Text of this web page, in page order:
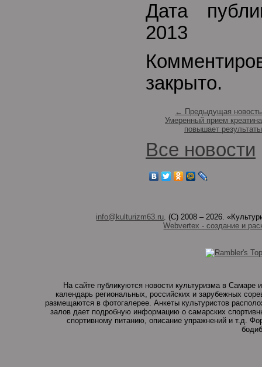
Дата
2013
закрыто.
← Предыдущая новость
Умеренный прием креатина
повышает результаты
Все новости
info@kulturizm63.ru. (C) 2008 – 2026.
Webvertex - создание и
На сайте публикуются новости культуризма в
календарь региональных, российских и зарубежных
размещаются в фотогалерее. Анкеты культуристов
залов дает подробную информацию о самарских
спортивному питанию, описание упражнений и т.д.